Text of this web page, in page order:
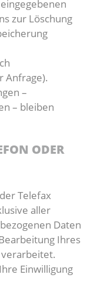
zur Löschung
Anfrage).
–
– bleiben
ODER
Telefax
aller
Daten
Ihres
Einwilligung